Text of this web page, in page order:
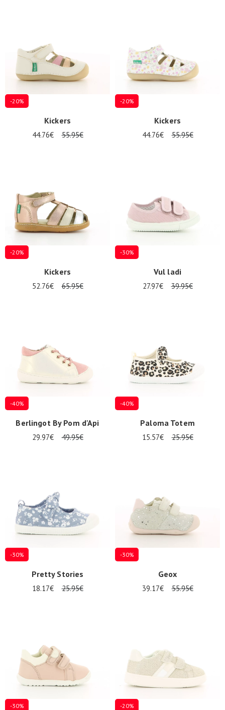
-20%
Kickers
44.76€ 55.95€
-20%
Kickers
44.76€ 55.95€
-20%
Kickers
52.76€ 65.95€
-30%
Vul ladi
27.97€ 39.95€
-40%
Berlingot By Pom d'Api
29.97€ 49.95€
-40%
Paloma Totem
15.57€ 25.95€
-30%
Pretty Stories
18.17€ 25.95€
-30%
Geox
39.17€ 55.95€
-30% -20%